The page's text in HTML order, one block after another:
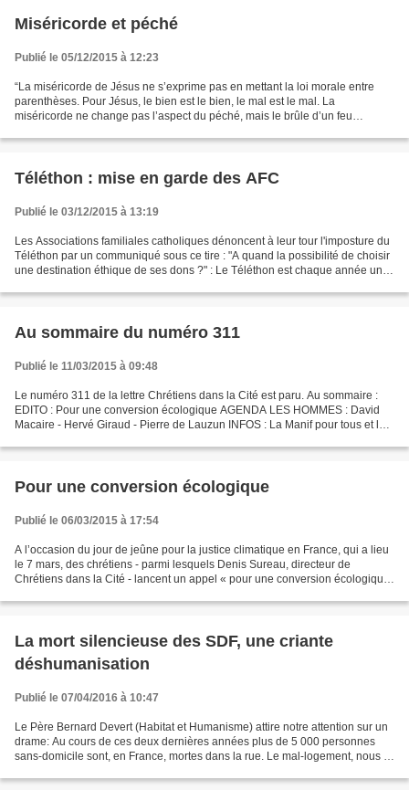
Miséricorde et péché
Publié le 05/12/2015 à 12:23
“La miséricorde de Jésus ne s’exprime pas en mettant la loi morale entre
parenthèses. Pour Jésus, le bien est le bien, le mal est le mal. La
miséricorde ne change pas l’aspect du péché, mais le brûle d’un feu
Téléthon : mise en garde des AFC
Publié le 03/12/2015 à 13:19
Les Associations familiales catholiques dénoncent à leur tour l'imposture du
Téléthon par un communiqué sous ce tire : "A quand la possibilité de choisir
une destination éthique de ses dons ?" : Le Téléthon est chaque année un
Au sommaire du numéro 311
Publié le 11/03/2015 à 09:48
Le numéro 311 de la lettre Chrétiens dans la Cité est paru. Au sommaire :
EDITO : Pour une conversion écologique AGENDA LES HOMMES : David
Macaire - Hervé Giraud - Pierre de Lauzun INFOS : La Manif pour tous et les
Pour une conversion écologique
Publié le 06/03/2015 à 17:54
A l’occasion du jour de jeûne pour la justice climatique en France, qui a lieu
le 7 mars, des chrétiens - parmi lesquels Denis Sureau, directeur de
Chrétiens dans la Cité - lancent un appel « pour une conversion écologique
La mort silencieuse des SDF, une criante
déshumanisation
Publié le 07/04/2016 à 10:47
Le Père Bernard Devert (Habitat et Humanisme) attire notre attention sur un
drame: Au cours de ces deux dernières années plus de 5 000 personnes
sans-domicile sont, en France, mortes dans la rue. Le mal-logement, nous le